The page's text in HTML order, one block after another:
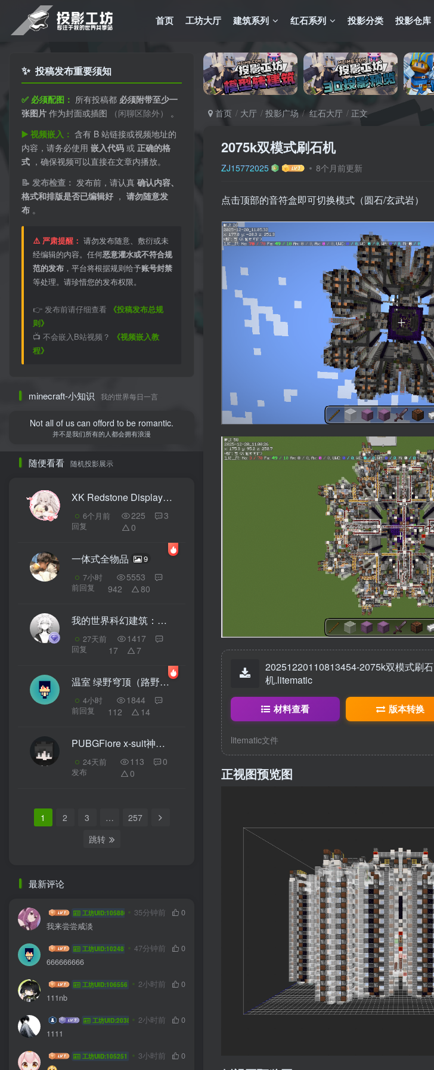
首页 工坊大厅 建筑系列 红石系列 投影分类 投影仓库
✨ 投稿发布重要须知
✅ 必须配图： 所有投稿都 必须附带至少一
张图片 作为封面或插图 （闲聊区除外） 。
▶️ 视频嵌入： 含有 B 站链接或视频地址的
内容，请务必使用 嵌入代码 或 正确的格
式 ，确保视频可以直接在文章内播放。
📝 发布检查： 发布前，请认真 确认内容、
格式和排版是否已编辑好 ， 请勿随意发
布 。
⚠️ 严肃提醒： 请勿发布随意、敷衍或未
经编辑的内容。任何恶意灌水或不符合规
范的发布 ，平台将根据规则给予账号封禁
等处理。请珍惜您的发布权限。
👉 发布前请仔细查看 《投稿发布总规
则》
📺 不会嵌入B站视频？
《视频嵌入教
程》
minecraft-小知识 我的世界每日一言
Not all of us can offord to be romantic.
并不是我们所有的人都会拥有浪漫
随便看看 随机投影展示
XK Redstone Display XK 红石显示
6个月前
回复
225
3
0
一体式全物品 9
7小时
前回复
5553
942
80
我的世界科幻建筑：史诗终章！「猎光号」空间站——星舰工厂教程（我的世界投影）
27天前
回复
1417
17
7
温室 绿野穹顶（路野的）
4小时
前回复
1844
112
14
PUBGFiore x-suit神话套装
24天前
发布
113
0
0
1 2 3 …
257
跳转
最新评论
jlddmuX工坊UID:105880 35分钟前
0
我来尝尝咸淡
hhyzft 工坊UID:102481 47分钟前
0
666666666
yanyu778工坊UID:106556 2小时前
0
111nb
飞翔的菜鸟 工坊UID:20385 2小时前
0
1111
sdsdsdzz工坊UID:105251 3小时前 0
首页 大厅 投影广场 红石大厅 正文
2075k双模式刷石机
ZJ15772025 8个月前更新
点击顶部的音符盒即可切换模式（圆石/玄武岩）
20251220110813454-2075k双模式刷石
机.litematic
材料查看 版本转换
litematic文件
正视图预览图